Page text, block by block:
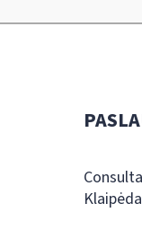
Klaipėda